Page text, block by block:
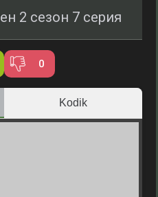
2 сезон 7 серия
0
Kodik